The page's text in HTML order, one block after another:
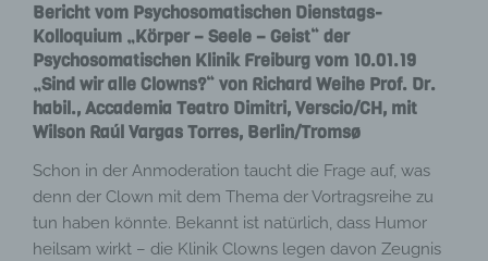
Bericht vom Psychosomatischen Dienstags-
Kolloquium „Körper – Seele – Geist“ der
Psychosomatischen Klinik Freiburg vom 10.01.19
„Sind wir alle Clowns?“ von Richard Weihe Prof. Dr.
habil., Accademia Teatro Dimitri, Verscio/CH, mit
Wilson Raúl Vargas Torres, Berlin/Tromsø
Schon in der Anmoderation taucht die Frage auf, was
denn der Clown mit dem Thema der Vortragsreihe zu
tun haben könnte. Bekannt ist natürlich, dass Humor
heilsam wirkt – die Klinik Clowns legen davon Zeugnis